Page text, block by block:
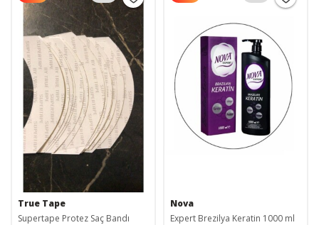
True Tape
Supertape Protez Saç Bandı
Nova
Expert Brezilya Keratin 1000 ml